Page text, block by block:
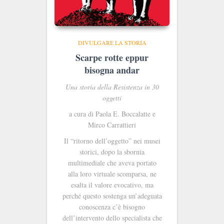
DIVULGARE LA STORIA
Scarpe rotte eppur
bisogna andar
Una storia della Resistenza in 30
oggetti
a cura di Paola E. Boccalatte e
Mirco Carrattieri
Il “ritorno dell’oggetto” nei musei
storici, dopo la sbornia
multimediale che aveva portato
alla loro virtuale scomparsa, ne
esalta il valore evocativo, ma
perché questo sostenga un’adeguata
conoscenza c’è bisogno
dell’intervento dello specialista che